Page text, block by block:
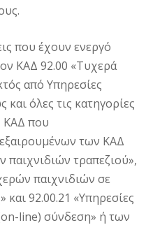
που έχουν ενεργό
ΚΑΔ 92.00 «Τυχερά
από Υπηρεσίες
όλες τις κατηγορίες
ΚΑΔ που
των ΚΑΔ
παιχνιδιών τραπεζιού»,
παιχνιδιών σε
92.00.21 «Υπηρεσίες
line) σύνδεση» ή των